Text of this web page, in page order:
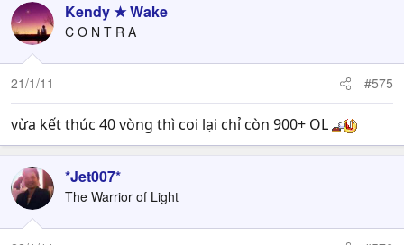
Kendy ★ Wake
C O N T R A
21/1/11 #575
vừa kết thúc 40 vòng thì coi lại chỉ còn 900+ OL
*Jet007*
The Warrior of Light